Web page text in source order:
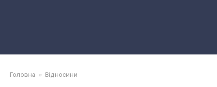
Головна » Відносини